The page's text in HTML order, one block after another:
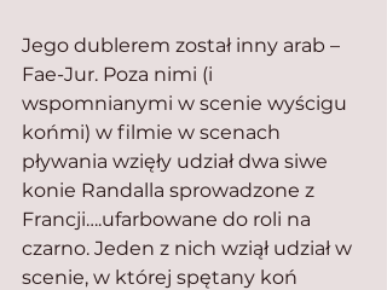
Jego dublerem został inny arab –
Fae-Jur. Poza nimi (i
wspomnianymi w scenie wyścigu
końmi) w filmie w scenach
pływania wzięły udział dwa siwe
konie Randalla sprowadzone z
Francji….ufarbowane do roli na
czarno. Jeden z nich wziął udział w
scenie, w której spętany koń